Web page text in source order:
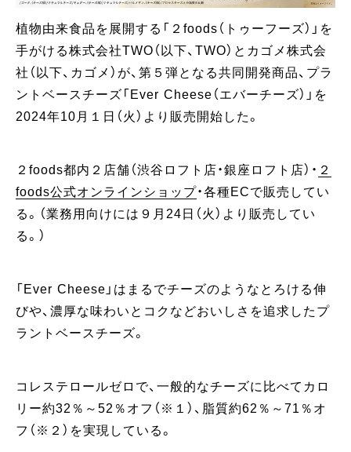
植物由来食品を展開する「２foods（トゥーフーズ）」を
手がける株式会社TWO（以下、TWO）とカゴメ株式会
社（以下、カゴメ）が、第５弾となる共同開発商品、プラ
ントベースチーズ「Ever Cheese（エバーチーズ）」を
2024年10月１日（火）より販売開始した。
２foods都内２店舗（渋谷ロフト店・銀座ロフト店）・ ２
foods公式オンラインショップ・各種ECで販売してい
る。（業務用向けには９月24日（火）より販売してい
る。）
「Ever Cheese」はまるでチーズのようなとろける伸
びや、濃厚な味わいとコクなどおいしさを追求したプ
ラントベースチーズ。
コレステロールゼロで、一般的なチーズに比べてカロ
リー約32％～52％オフ（※１）、脂質約62％～71％オ
フ（※２）を実現している。